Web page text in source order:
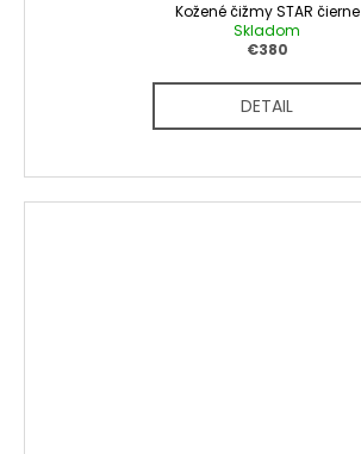
Kožené čižmy STAR čierne
Skladom
€380
DETAIL